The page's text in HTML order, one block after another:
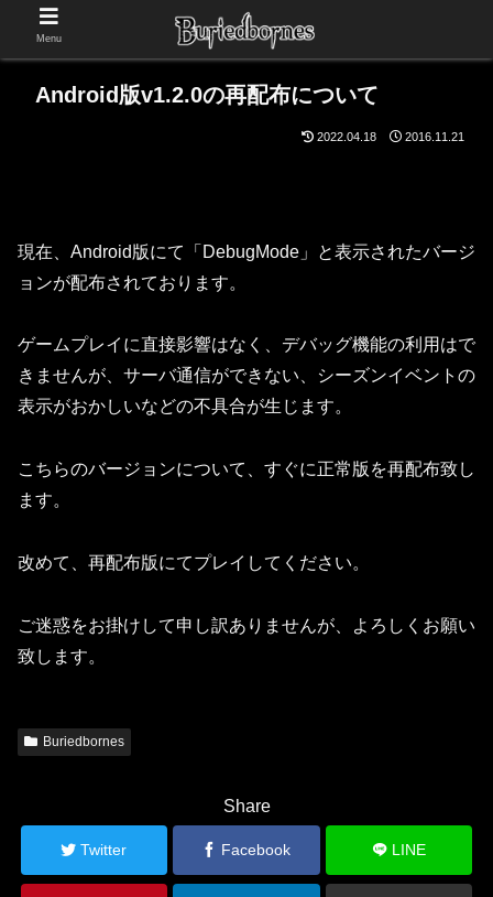
Android版v1.2.0の再配布について
2022.04.18 2016.11.21
現在、Android版にて「DebugMode」と表示されたバージ
ョンが配布されております。
ゲームプレイに直接影響はなく、デバッグ機能の利用はで
きませんが、サーバ通信ができない、シーズンイベントの
表示がおかしいなどの不具合が生じます。
こちらのバージョンについて、すぐに正常版を再配布致し
ます。
改めて、再配布版にてプレイしてください。
ご迷惑をお掛けして申し訳ありませんが、よろしくお願い
致します。
Buriedbornes
Share
Twitter Facebook LINE
Menu